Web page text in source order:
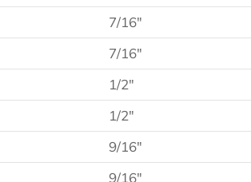
7/16″
7/16″
1/2″
1/2″
9/16″
9/16″